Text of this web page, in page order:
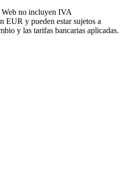
Web no incluyen IVA
EUR y pueden estar sujetos a
y las tarifas bancarias aplicadas.